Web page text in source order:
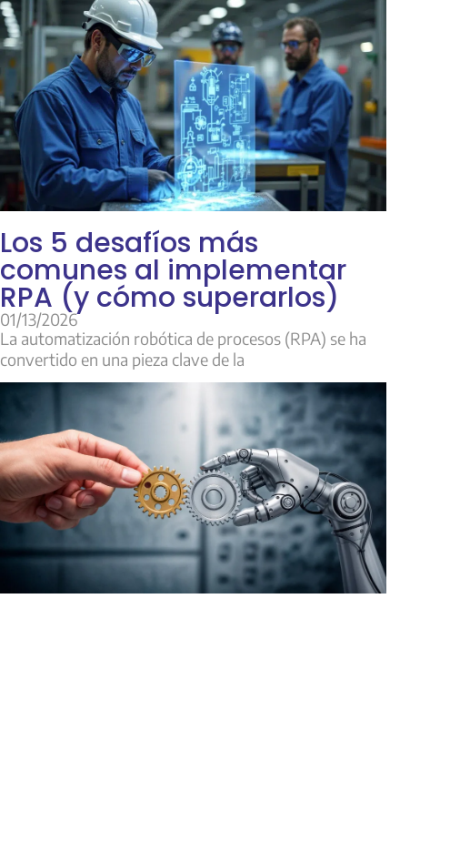
Los 5 desafíos más
comunes al implementar
RPA (y cómo superarlos)
01/13/2026
La automatización robótica de procesos (RPA) se ha
convertido en una pieza clave de la